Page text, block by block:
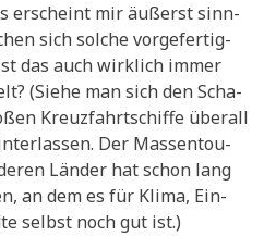
erscheint mir äußerst sinn­
sich sol­che vor­ge­fer­tig­
das auch wirk­lich immer
(Sie­he man sich den Scha­
Kreuz­fahrt­schif­fe über­all
Der Mas­sen­tou­
Län­der hat schon lang
an dem es für Kli­ma, Ein­
selbst noch gut ist.)